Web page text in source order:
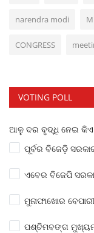
narendra modi
CONGRESS
VOTING POLL
ଆଳୁ ଦର ବୃଦ୍ଧି ନେଇ କିଏ
ପୂର୍ବର ବିଜେଡ଼ି
ଏବେର ବିଜେପି
ମୁନାଫାଖୋର ବେପାରୀ
ପଶ୍ଚିମବଙ୍ଗ